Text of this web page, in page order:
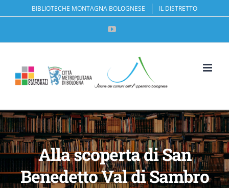
Apri la
contenuto
BIBLIOTECHE MONTAGNA BOLOGNESE IL DISTRETTO
YouTube
Alla scoperta di San
Benedetto Val di Sambro